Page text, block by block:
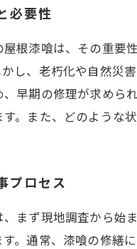
必要性
根漆喰は、その重要
し、老朽化や自然災
早期の修理が求めら
。また、どのような
プロセス
まず現地調査から始
す。通常、漆喰の修繕